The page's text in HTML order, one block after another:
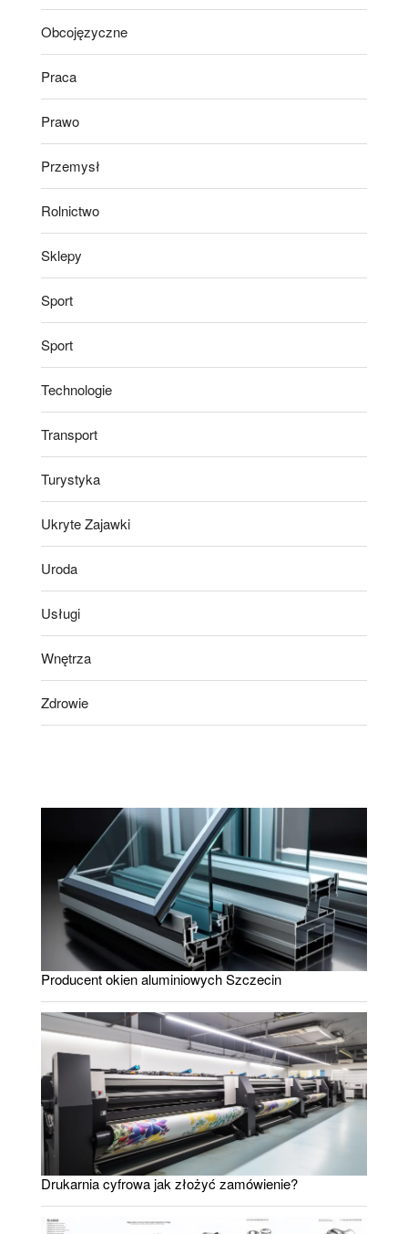
Obcojęzyczne
Praca
Prawo
Przemysł
Rolnictwo
Sklepy
Sport
Sport
Technologie
Transport
Turystyka
Ukryte Zajawki
Uroda
Usługi
Wnętrza
Zdrowie
Producent okien aluminiowych Szczecin
Drukarnia cyfrowa jak złożyć zamówienie?